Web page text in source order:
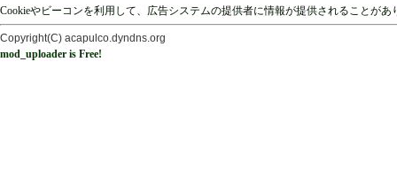
Cookieやビーコンを利用して、広告システムの提供者に情報が提供されることが
Copyright(C) acapulco.dyndns.org
mod_uploader is Free!